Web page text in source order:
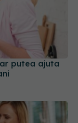
putea ajuta